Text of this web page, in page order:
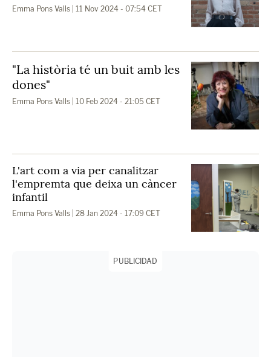
Emma Pons Valls | 11 Nov 2024 - 07:54 CET
"La història té un buit amb les
dones"
Emma Pons Valls | 10 Feb 2024 - 21:05 CET
L'art com a via per canalitzar
l'empremta que deixa un càncer
infantil
Emma Pons Valls | 28 Jan 2024 - 17:09 CET
PUBLICIDAD